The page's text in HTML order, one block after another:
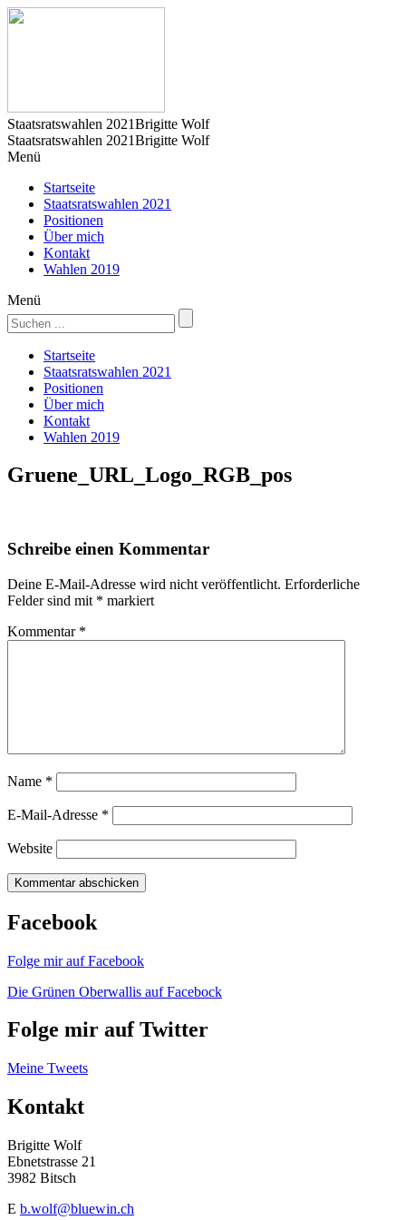
Zum
Staatsratswahlen 2021Brigitte Wolf
Staatsratswahlen 2021Brigitte Wolf
Menü
Startseite
Staatsratswahlen 2021
Positionen
Über mich
Kontakt
Wahlen 2019
Menü
Suche
nach:
Startseite
Staatsratswahlen 2021
Positionen
Über mich
Kontakt
Wahlen 2019
Gruene_URL_Logo_RGB_pos
Schreibe einen Kommentar
Deine E-Mail-Adresse wird nicht veröffentlicht. Erforderliche
Felder sind mit * markiert
Kommentar *
Name *
E-Mail-Adresse *
Website
Besuchen
Sie
auf
Besuchen
Sie
auf
Sende
diese
per
Facebook
Folge mir auf Facebook
Die Grünen Oberwallis auf Facebock
Folge mir auf Twitter
Meine Tweets
Kontakt
Brigitte Wolf
Ebnetstrasse 21
3982 Bitsch
E b.wolf@bluewin.ch